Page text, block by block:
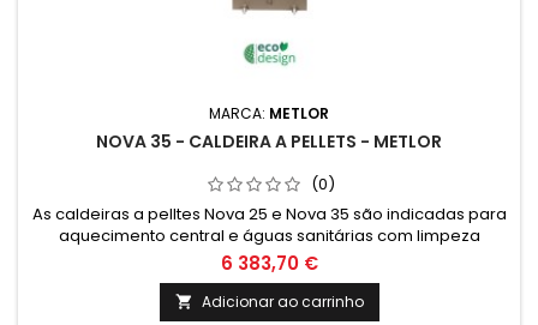
MARCA: METLOR
NOVA 35 - CALDEIRA A PELLETS - METLOR
(0)
As caldeiras a pelltes Nova 25 e Nova 35 são indicadas para
aquecimento central e águas sanitárias com limpeza
automática e aspiração de cinzas.
6 383,70 €
 Adicionar ao carrinho